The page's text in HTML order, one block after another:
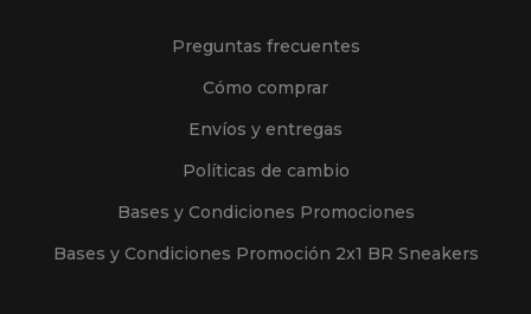
Preguntas frecuentes
Cómo comprar
Envíos y entregas
Políticas de cambio
Bases y Condiciones Promociones
Bases y Condiciones Promoción 2x1 BR Sneakers